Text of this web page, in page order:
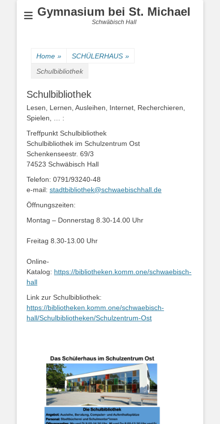
Gymnasium bei St. Michael
Schwäbisch Hall
Home » SCHÜLERHAUS »
Schulbibliothek
Schulbibliothek
Lesen, Lernen, Ausleihen, Internet, Recherchieren,
Spielen, … :
Treffpunkt Schulbibliothek
Schulbibliothek im Schulzentrum Ost
Schenkenseestr. 69/3
74523 Schwäbisch Hall
Telefon: 0791/93240-48
e-mail: stadtbibliothek@schwaebischhall.de
Öffnungszeiten:
Montag – Donnerstag 8.30-14.00 Uhr
Freitag 8.30-13.00 Uhr
Online-
Katalog: https://bibliotheken.komm.one/schwaebisch-
hall
Link zur Schulbibliothek:
https://bibliotheken.komm.one/schwaebisch-
hall/Schulbibliotheken/Schulzentrum-Ost